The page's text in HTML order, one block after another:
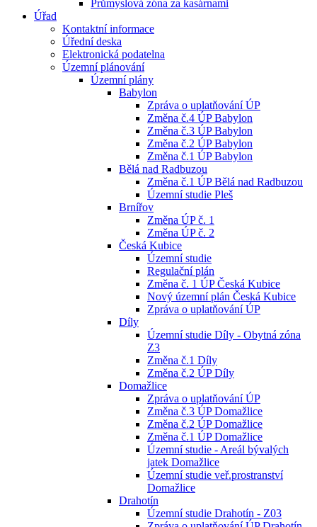
Průmyslová zóna za kasárnami
Úřad
Kontaktní informace
Úřední deska
Elektronická podatelna
Územní plánování
Územní plány
Babylon
Zpráva o uplatňování ÚP
Změna č.4 ÚP Babylon
Změna č.3 ÚP Babylon
Změna č.2 ÚP Babylon
Změna č.1 ÚP Babylon
Bělá nad Radbuzou
Změna č.1 ÚP Bělá nad Radbuzou
Územní studie Pleš
Brnířov
Změna ÚP č. 1
Změna ÚP č. 2
Česká Kubice
Územní studie
Regulační plán
Změna č. 1 ÚP Česká Kubice
Nový územní plán Česká Kubice
Zpráva o uplatňování ÚP
Díly
Územní studie Díly - Obytná zóna
Z3
Změna č.1 Díly
Změna č.2 ÚP Díly
Domažlice
Zpráva o uplatňování ÚP
Změna č.3 ÚP Domažlice
Změna č.2 ÚP Domažlice
Změna č.1 ÚP Domažlice
Územní studie - Areál bývalých
jatek Domažlice
Územní studie veř.prostranství
Domažlice
Drahotín
Územní studie Drahotín - Z03